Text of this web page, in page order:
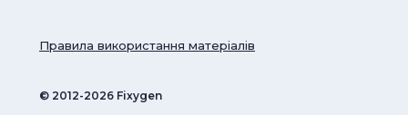
© ‎2012-2026 Fixygen
Правила використання матеріалів